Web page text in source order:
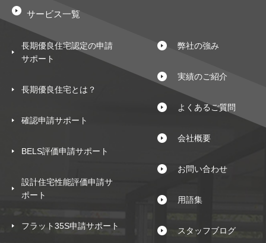
サービス一覧
長期優良住宅認定の申請
サポート
長期優良住宅とは？
確認申請サポート
BELS評価申請サポート
設計住宅性能評価申請サ
ポート
フラット35S申請サポート
弊社の強み
実績のご紹介
よくあるご質問
会社概要
お問い合わせ
用語集
スタッフブログ